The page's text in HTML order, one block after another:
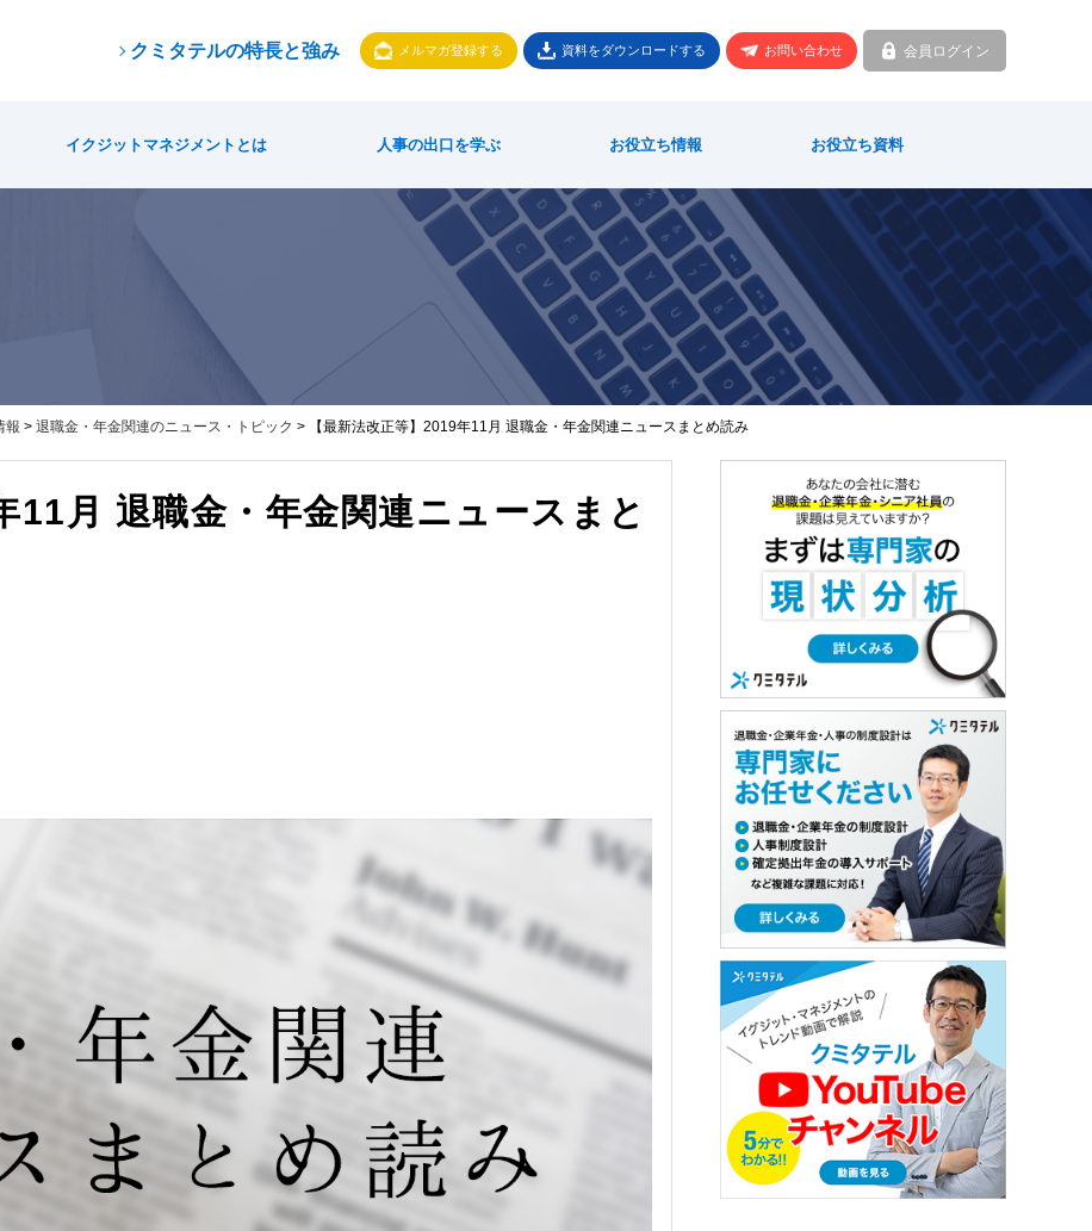
クミタテルの特長と強み メルマガ登録する 資料をダウンロードする お問い合わせ 会員ログイン
イクジットマネジメントとは 人事の出口を学ぶ お役立ち情報 お役立ち資料
報 > 退職金・年金関連のニュース・トピック > 【最新法改正等】2019年11月 退職金・年金関連ニュースまとめ読み
11月 退職金・年金関連ニュースまと